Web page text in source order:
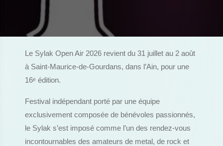
Le Sylak Open Air 2026 revient du 31 juillet au 2 août
à Saint-Maurice-de-Gourdans, dans l’Ain, pour une
16ᵉ édition.
Festival indépendant porté par une équipe
exclusivement composée de bénévoles passionnés,
le Sylak s’est imposé comme l’un des rendez-vous
incontournables des amateurs de metal, de rock et